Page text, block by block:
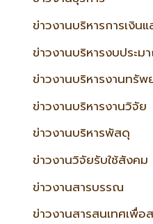
ข่าวงานบริหารการเงิน
ข่าวงานบริหารงบประม
ข่าวงานบริหารงานทรั
ข่าวงานบริหารงานวิจัย
ข่าวงานบริหารพัสดุ
ข่าวงานวิจัยรับใช้สังคม
ข่าวงานสารบรรณ
ข่าวงานสารสนเทศเพื่